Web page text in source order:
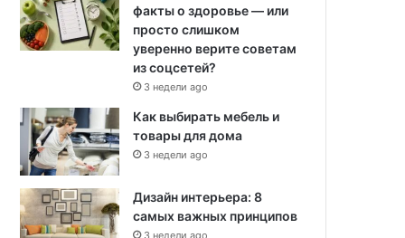
факты о здоровье — или
просто слишком
уверенно верите советам
из соцсетей?
3 недели ago
Как выбирать мебель и
товары для дома
3 недели ago
Дизайн интерьера: 8
самых важных принципов
3 недели ago